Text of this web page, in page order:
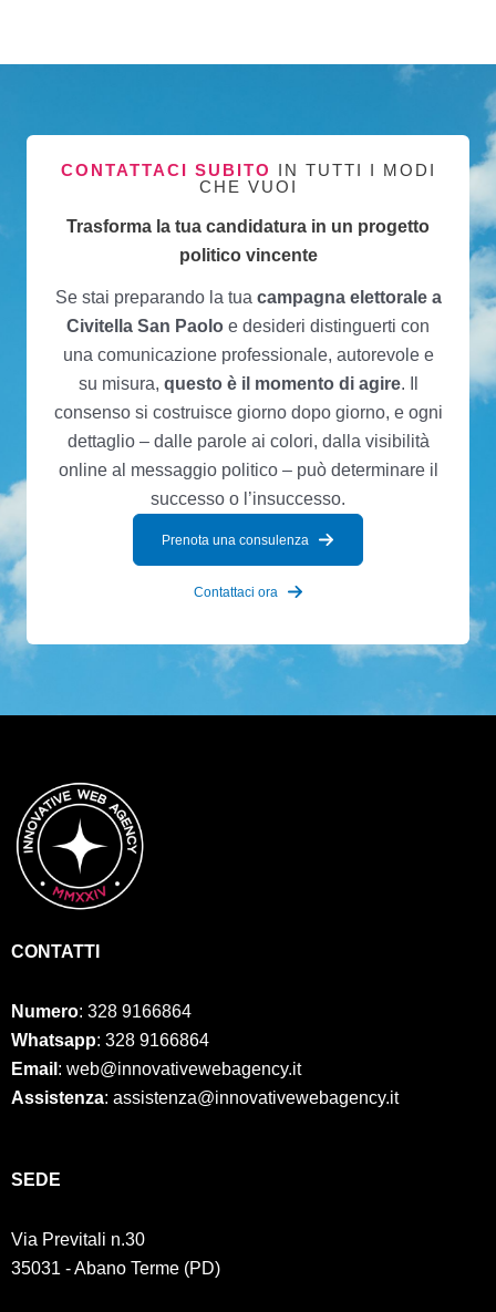
CONTATTACI SUBITO IN TUTTI I MODI
CHE VUOI
Trasforma la tua candidatura in un progetto
politico vincente
Se stai preparando la tua campagna elettorale a
Civitella San Paolo e desideri distinguerti con
una comunicazione professionale, autorevole e
su misura, questo è il momento di agire. Il
consenso si costruisce giorno dopo giorno, e ogni
dettaglio – dalle parole ai colori, dalla visibilità
online al messaggio politico – può determinare il
successo o l’insuccesso.
Prenota una consulenza
Contattaci ora
CONTATTI
Numero: 328 9166864
Whatsapp: 328 9166864
Email : web@innovativewebagency.it
Assistenza: assistenza@innovativewebagency.it
SED E
Via Previtali n.30
35031 - Abano Terme (PD)